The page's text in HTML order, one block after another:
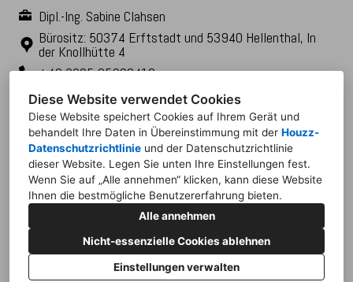
Diese Website verwendet Cookies
Diese Website speichert Cookies auf Ihrem Gerät und
behandelt Ihre Daten in Übereinstimmung mit der Houzz-
Datenschutzrichtlinie und der Datenschutzrichtlinie
dieser Website. Legen Sie unten Ihre Einstellungen fest.
Wenn Sie auf „Alle annehmen“ klicken, kann diese Website
Ihnen die bestmögliche Benutzererfahrung bieten.
Alle annehmen
Nicht-essenzielle Cookies ablehnen
Einstellungen verwalten
Dipl.-Ing. Sabine Clahsen
Bürositz: 50374 Erftstadt und 53940 Hellenthal, In
der Knollhütte 4
+49 2235 95930410
info@clahsen-architektur.de
ERSTELLT MIT